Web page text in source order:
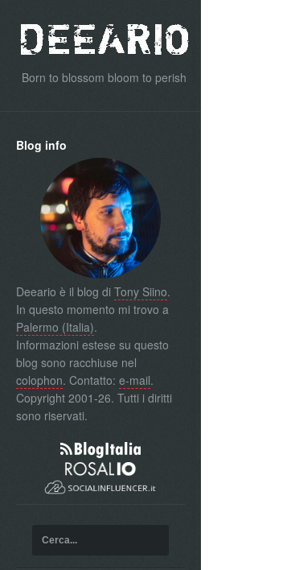
Born to blossom bloom to perish
Blog info
Deeario è il blog di Tony Siino.
In questo momento mi trovo a
Palermo (Italia).
Informazioni estese su questo
blog sono racchiuse nel
colophon. Contatto: e-mail.
Copyright 2001-26. Tutti i diritti
sono riservati.